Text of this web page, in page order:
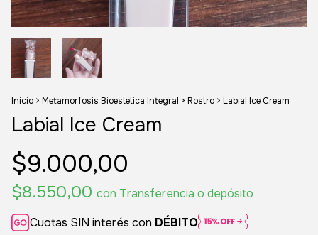
Inicio > Metamorfosis Bioestética Integral > Rostro > Labial Ice Cream
Labial Ice Cream
$9.000,00
$8.550,00 con Transferencia o depósito
Cuotas SIN interés con DÉBITO